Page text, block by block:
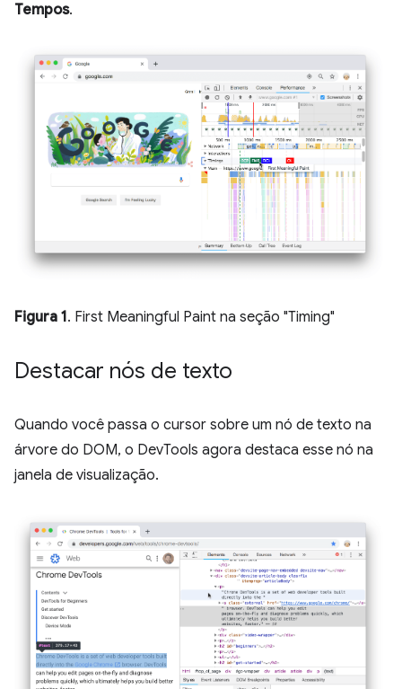
Tempos.
Figura 1. First Meaningful Paint na seção "Timing"
Destacar nós de texto
Quando você passa o cursor sobre um nó de texto na
árvore do DOM, o DevTools agora destaca esse nó na
janela de visualização.